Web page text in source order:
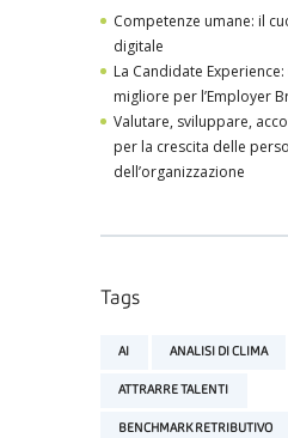
Competenze umane: il
digitale
La Candidate
migliore per l’Employer
Valutare, sviluppare,
per la crescita delle
dell’organizzazione
Tags
AI ANALISI DI CLIMA
ATTRARRE TALENTI
BENCHMARK RETRIBUTIVO